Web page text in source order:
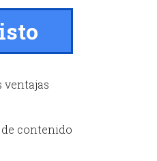
ventajas
contenido